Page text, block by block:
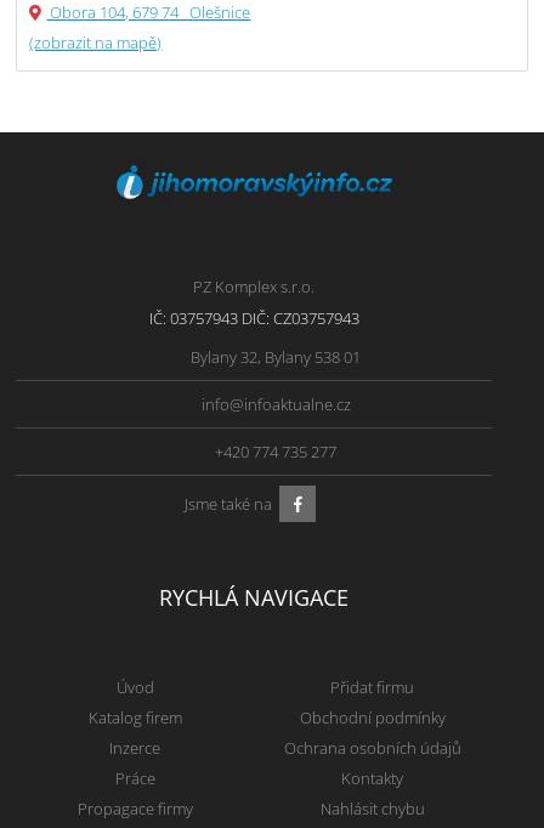
Obora 104, 679 74 Olešnice
(zobrazit na mapě)
PZ Komplex s.r.o.
IČ: 03757943 DIČ: CZ03757943
Bylany 32, Bylany 538 01
info@infoaktualne.cz
+420 774 735 277
Jsme také na
RYCHLÁ NAVIGACE
Úvod
Katalog firem
Inzerce
Práce
Propagace firmy
Přidat firmu
Obchodní podmínky
Ochrana osobních údajů
Kontakty
Nahlásit chybu